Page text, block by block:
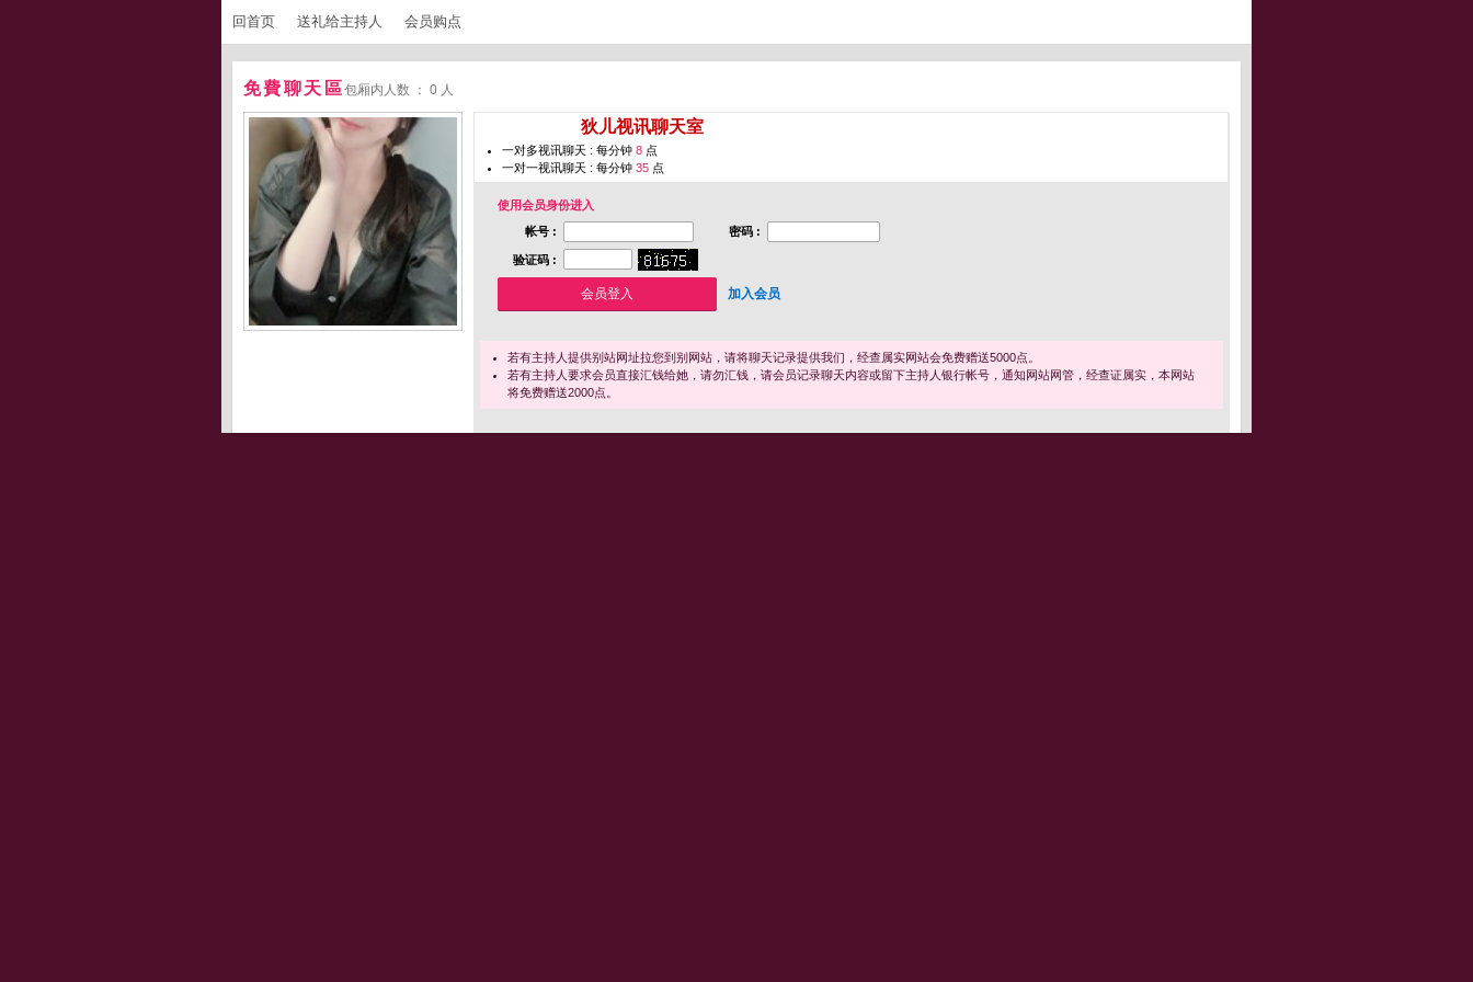
回首页 送礼给主持人 会员购点
免費聊天區包厢内人数 ： 0 人
狄儿视讯聊天室
一对多视讯聊天 : 每分钟 8 点
一对一视讯聊天 : 每分钟 35 点
使用会员身份进入
帐号 :
密码 :
验证码 :
加入会员
若有主持人提供别站网址拉您到别网站，请将聊天记录提供我们，经查属实网站会免费赠送5000点。
若有主持人要求会员直接汇钱给她，请勿汇钱，请会员记录聊天内容或留下主持人银行帐号，通知网站网管，经查证属实，本网站
将免费赠送2000点。